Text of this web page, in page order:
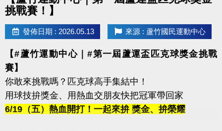
挑戰賽！】
發佈日期 : 2026.05.13 來源 : 蘆竹國民運動中心
【#蘆竹運動中心｜#第一屆蘆運盃匹克球獎金挑戰
賽】
你敢來挑戰嗎？匹克球高手集結中！
用球技拚獎金、用熱血交朋友快把冠軍帶回家
6/19（五）熱血開打！一起來拚 獎金、拚榮耀